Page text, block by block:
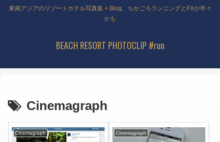
東南アジアのリゾートホテル写真集 + Blog、ちかごろランニングとFXが半々
かも
BEACH RESORT PHOTOCLIP #run
Cinemagraph
Cinemagraph Cinemagraph